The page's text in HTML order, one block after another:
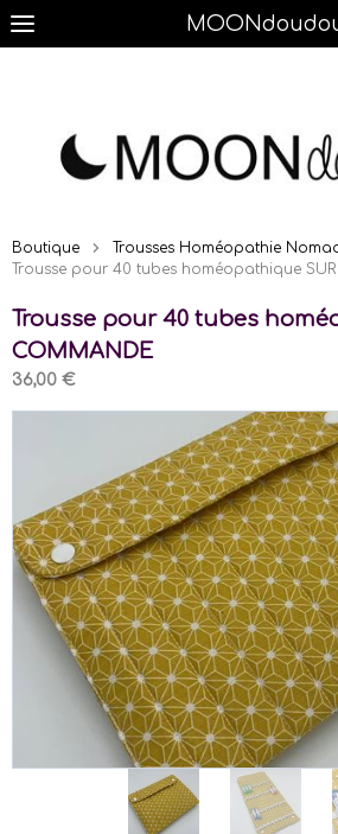
Boutique
Trousses Homéopathie
Trousse pour 40 tubes homéopathique
Trousse pour 40 tubes
COMMANDE
36,00 €